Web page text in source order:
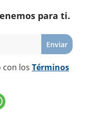
para ti.
Enviar
con los Términos